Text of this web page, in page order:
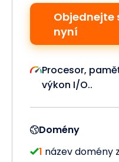
Objednejte
nyní
Procesor,
výkon I/O..
Domény
1 název domény